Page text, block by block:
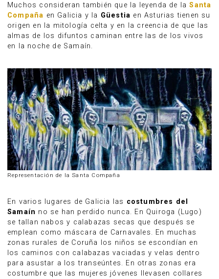
Muchos consideran también que la leyenda de laSanta
Compaña en Galicia y la Güestia en Asturias tienen su
origen en la mitología celta y en la creencia de que las
almas de los difuntos caminan entre las de los vivos
en la noche de Samaín.
Representación de la Santa Compaña
En varios lugares de Galicia las costumbres del
Samaín no se han perdido nunca. En Quiroga (Lugo)
se tallan nabos y calabazas secas que después se
emplean como máscara de Carnavales. En muchas
zonas rurales de Coruña los niños se escondían en
los caminos con calabazas vaciadas y velas dentro
para asustar a los transeúntes. En otras zonas era
costumbre que las mujeres jóvenes llevasen collares